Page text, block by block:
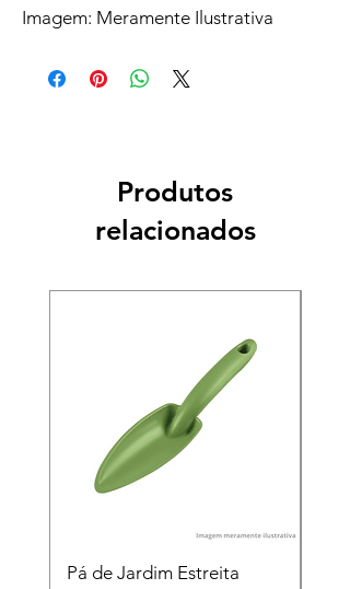
Imagem: Meramente Ilustrativa
Produtos
relacionados
Pá de Jardim Estreita